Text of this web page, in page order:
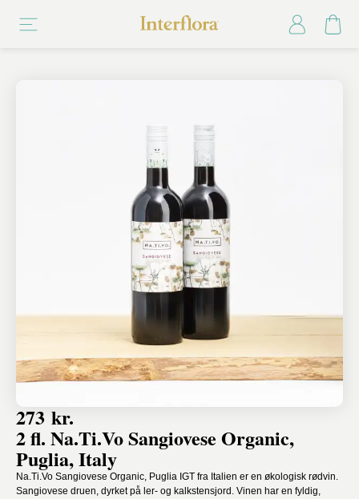
273 kr.
2 fl. Na.Ti.Vo Sangiovese Organic,
Puglia, Italy
Na.Ti.Vo Sangiovese Organic, Puglia IGT fra Italien er en økologisk rødvin.
Sangiovese druen, dyrket på ler- og kalkstensjord. Vinen har en fyldig,